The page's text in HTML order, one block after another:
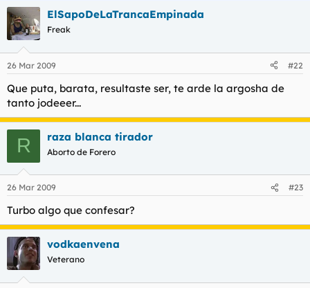
ElSapoDeLaTrancaEmpinada
Freak
26 Mar 2009 #22
Que puta, barata, resultaste ser, te arde la argosha de
tanto jodeeer...
R raza blanca tirador
Aborto de Forero
26 Mar 2009 #23
Turbo algo que confesar?
vodkaenvena
Veterano